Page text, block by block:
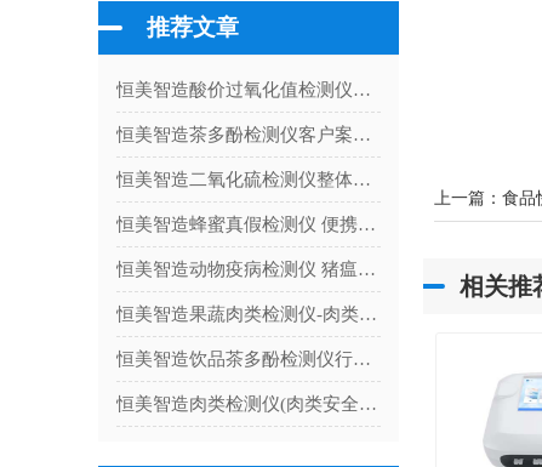
推荐文章
恒美智造酸价过氧化值检测仪采购指南：食用油快速检测仪流程指导
恒美智造茶多酚检测仪客户案例集 茶多酚快速测定设备行业应用汇总
恒美智造二氧化硫检测仪整体解决方案：一站式满足多场景检测
恒美智造蜂蜜真假检测仪 便携式蜂蜜检测仪合规认证体系：十大权威资质与区块链存证
恒美智造动物疫病检测仪 猪瘟检测仪校准流程指南：保障检测数据的法定合规性
恒美智造果蔬肉类检测仪-肉类新鲜度检测仪产品知识图谱全解析
恒美智造饮品茶多酚检测仪行业解决方案与落地应用指南
恒美智造肉类检测仪(肉类安全综合检测仪)常见技术问题解答
上一篇：食品
相关推